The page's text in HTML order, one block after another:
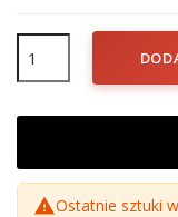
warningOstatnie sztuki